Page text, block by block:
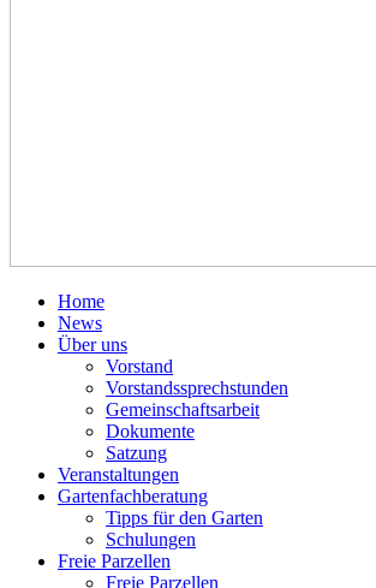
Home
News
Über uns
Vorstand
Vorstandssprechstunden
Gemeinschaftsarbeit
Dokumente
Satzung
Veranstaltungen
Gartenfachberatung
Tipps für den Garten
Schulungen
Freie Parzellen
Freie Parzellen